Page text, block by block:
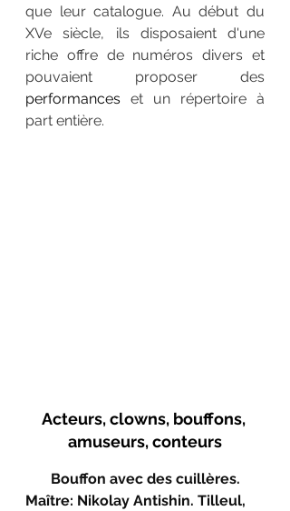
que leur catalogue. Au début du
XVe siècle, ils disposaient d'une
riche offre de numéros divers et
performances et un répertoire à
part entière.
Acteurs, clowns, bouffons,
amuseurs, conteurs
Bouffon avec des cuillères.
Maître: Nikolay Antishin. Tilleul,